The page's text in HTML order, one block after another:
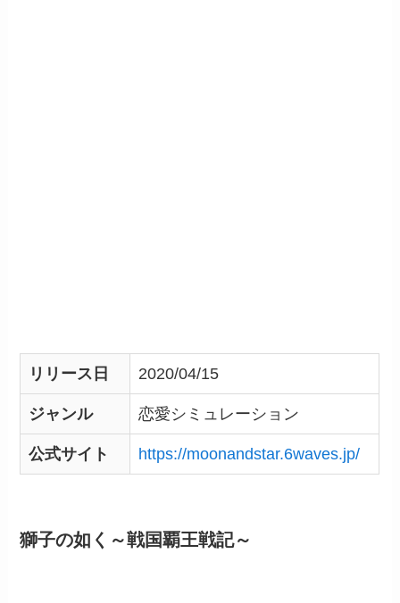
リリース日 2020/04/15
ジャンル 恋愛シミュレーション
公式サイト https://moonandstar.6waves.jp/
獅子の如く～戦国覇王戦記～